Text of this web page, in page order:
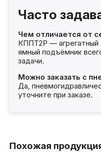
Часто
Чем отличается от
КППТ2Р —
ямный подъёмник
задачи.
Можно заказать с
Да,
уточните при заказе.
Похожая